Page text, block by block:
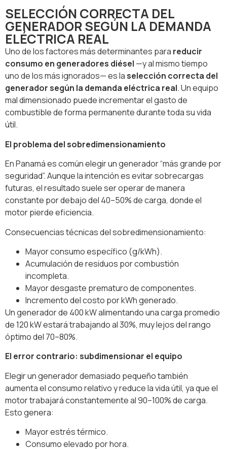
SELECCIÓN CORRECTA DEL
GENERADOR SEGÚN LA DEMANDA
ELÉCTRICA REAL
Uno de los factores más determinantes para reducir
consumo en generadores diésel —y al mismo tiempo
uno de los más ignorados— es laselección correcta del
generador según la demanda eléctrica real. Un equipo
mal dimensionado puede incrementar el gasto de
combustible de forma permanente durante toda su vida
útil.
El problema del sobredimensionamiento
En Panamá es común elegir un generador “más grande por
seguridad”. Aunque la intención es evitar sobrecargas
futuras, el resultado suele ser operar de manera
constante por debajo del 40–50% de carga, donde el
motor pierde eficiencia.
Consecuencias técnicas del sobredimensionamiento:
Mayor consumo específico (g/kWh).
Acumulación de residuos por combustión
incompleta.
Mayor desgaste prematuro de componentes.
Incremento del costo por kWh generado.
Un generador de 400 kW alimentando una carga promedio
de 120 kW estará trabajando al 30%, muy lejos del rango
óptimo del 70–80%.
El error contrario: subdimensionar el equipo
Elegir un generador demasiado pequeño también
aumenta el consumo relativo y reduce la vida útil, ya que el
motor trabajará constantemente al 90–100% de carga.
Esto genera:
Mayor estrés térmico.
Consumo elevado por hora.